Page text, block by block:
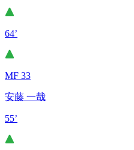
64’
MF 33
安藤 一哉
55’